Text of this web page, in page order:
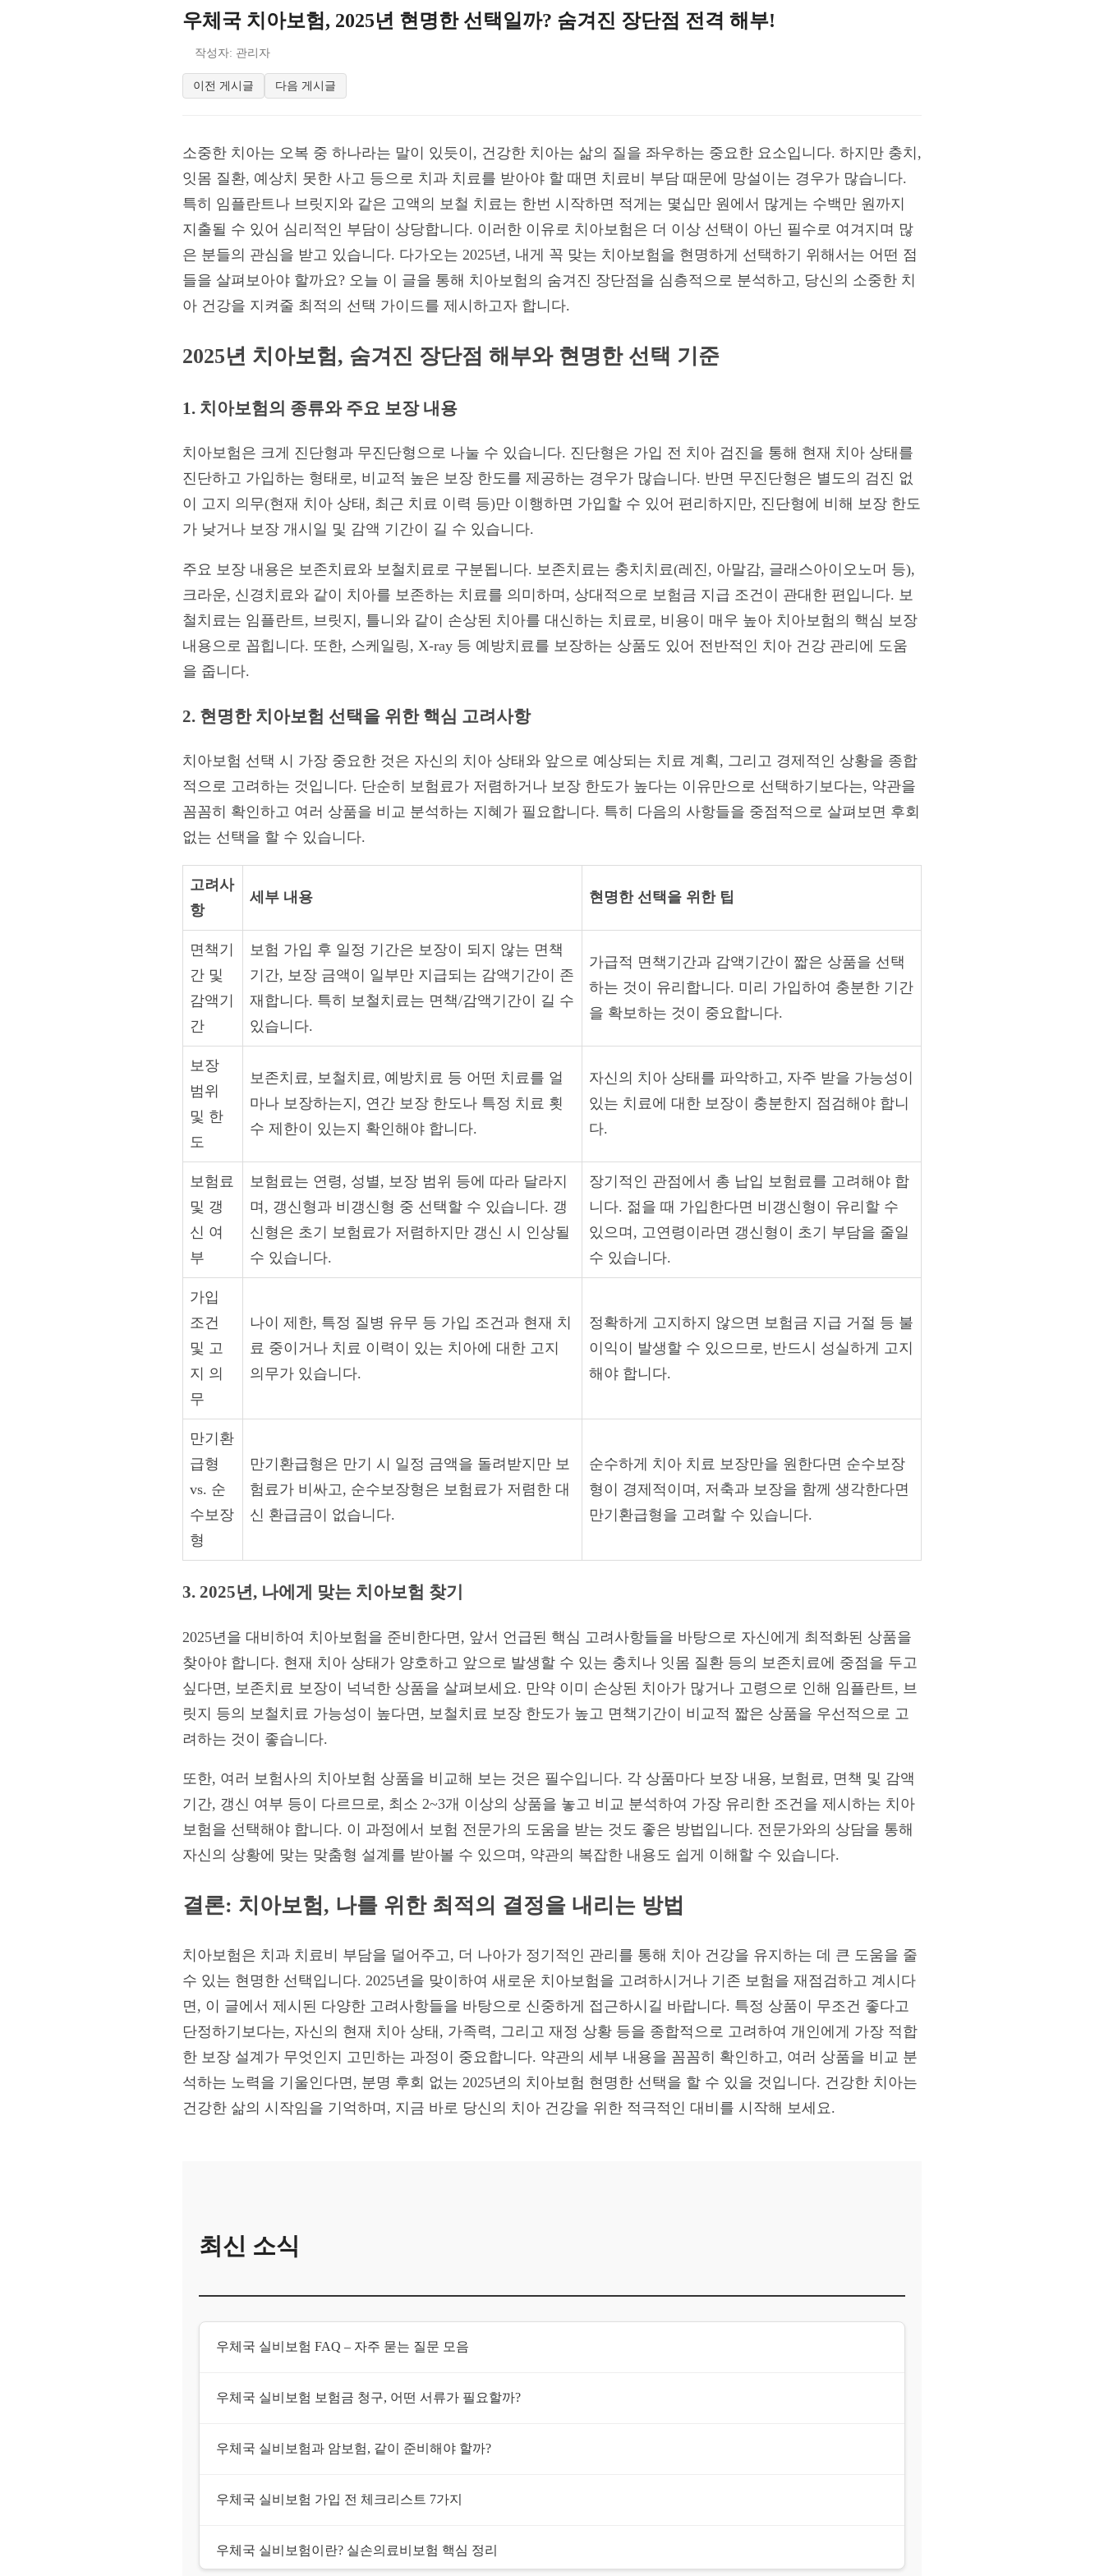
우체국 치아보험, 2025년 현명한 선택일까? 숨겨진 장단점 전격 해부!
작성자: 관리자
이전 게시글 다음 게시글
소중한 치아는 오복 중 하나라는 말이 있듯이, 건강한 치아는 삶의 질을 좌우하는 중요한 요소입니다. 하지만 충치,
잇몸 질환, 예상치 못한 사고 등으로 치과 치료를 받아야 할 때면 치료비 부담 때문에 망설이는 경우가 많습니다.
특히 임플란트나 브릿지와 같은 고액의 보철 치료는 한번 시작하면 적게는 몇십만 원에서 많게는 수백만 원까지
지출될 수 있어 심리적인 부담이 상당합니다. 이러한 이유로 치아보험은 더 이상 선택이 아닌 필수로 여겨지며 많
은 분들의 관심을 받고 있습니다. 다가오는 2025년, 내게 꼭 맞는 치아보험을 현명하게 선택하기 위해서는 어떤 점
들을 살펴보아야 할까요? 오늘 이 글을 통해 치아보험의 숨겨진 장단점을 심층적으로 분석하고, 당신의 소중한 치
아 건강을 지켜줄 최적의 선택 가이드를 제시하고자 합니다.
2025년 치아보험, 숨겨진 장단점 해부와 현명한 선택 기준
1. 치아보험의 종류와 주요 보장 내용
치아보험은 크게 진단형과 무진단형으로 나눌 수 있습니다. 진단형은 가입 전 치아 검진을 통해 현재 치아 상태를
진단하고 가입하는 형태로, 비교적 높은 보장 한도를 제공하는 경우가 많습니다. 반면 무진단형은 별도의 검진 없
이 고지 의무(현재 치아 상태, 최근 치료 이력 등)만 이행하면 가입할 수 있어 편리하지만, 진단형에 비해 보장 한도
가 낮거나 보장 개시일 및 감액 기간이 길 수 있습니다.
주요 보장 내용은 보존치료와 보철치료로 구분됩니다. 보존치료는 충치치료(레진, 아말감, 글래스아이오노머 등),
크라운, 신경치료와 같이 치아를 보존하는 치료를 의미하며, 상대적으로 보험금 지급 조건이 관대한 편입니다. 보
철치료는 임플란트, 브릿지, 틀니와 같이 손상된 치아를 대신하는 치료로, 비용이 매우 높아 치아보험의 핵심 보장
내용으로 꼽힙니다. 또한, 스케일링, X-ray 등 예방치료를 보장하는 상품도 있어 전반적인 치아 건강 관리에 도움
을 줍니다.
2. 현명한 치아보험 선택을 위한 핵심 고려사항
치아보험 선택 시 가장 중요한 것은 자신의 치아 상태와 앞으로 예상되는 치료 계획, 그리고 경제적인 상황을 종합
적으로 고려하는 것입니다. 단순히 보험료가 저렴하거나 보장 한도가 높다는 이유만으로 선택하기보다는, 약관을
꼼꼼히 확인하고 여러 상품을 비교 분석하는 지혜가 필요합니다. 특히 다음의 사항들을 중점적으로 살펴보면 후회
없는 선택을 할 수 있습니다.
고려사
항
세부 내용 현명한 선택을 위한 팁
면책기
간 및
감액기
간
보험 가입 후 일정 기간은 보장이 되지 않는 면책
기간, 보장 금액이 일부만 지급되는 감액기간이 존
재합니다. 특히 보철치료는 면책/감액기간이 길 수
있습니다.
가급적 면책기간과 감액기간이 짧은 상품을 선택
하는 것이 유리합니다. 미리 가입하여 충분한 기간
을 확보하는 것이 중요합니다.
보장
범위
및 한
도
보존치료, 보철치료, 예방치료 등 어떤 치료를 얼
마나 보장하는지, 연간 보장 한도나 특정 치료 횟
수 제한이 있는지 확인해야 합니다.
자신의 치아 상태를 파악하고, 자주 받을 가능성이
있는 치료에 대한 보장이 충분한지 점검해야 합니
다.
보험료
및 갱
신 여
부
보험료는 연령, 성별, 보장 범위 등에 따라 달라지
며, 갱신형과 비갱신형 중 선택할 수 있습니다. 갱
신형은 초기 보험료가 저렴하지만 갱신 시 인상될
수 있습니다.
장기적인 관점에서 총 납입 보험료를 고려해야 합
니다. 젊을 때 가입한다면 비갱신형이 유리할 수
있으며, 고연령이라면 갱신형이 초기 부담을 줄일
수 있습니다.
가입
조건
및 고
지 의
무
나이 제한, 특정 질병 유무 등 가입 조건과 현재 치
료 중이거나 치료 이력이 있는 치아에 대한 고지
의무가 있습니다.
정확하게 고지하지 않으면 보험금 지급 거절 등 불
이익이 발생할 수 있으므로, 반드시 성실하게 고지
해야 합니다.
만기환
급형
vs. 순
수보장
형
만기환급형은 만기 시 일정 금액을 돌려받지만 보
험료가 비싸고, 순수보장형은 보험료가 저렴한 대
신 환급금이 없습니다.
순수하게 치아 치료 보장만을 원한다면 순수보장
형이 경제적이며, 저축과 보장을 함께 생각한다면
만기환급형을 고려할 수 있습니다.
3. 2025년, 나에게 맞는 치아보험 찾기
2025년을 대비하여 치아보험을 준비한다면, 앞서 언급된 핵심 고려사항들을 바탕으로 자신에게 최적화된 상품을
찾아야 합니다. 현재 치아 상태가 양호하고 앞으로 발생할 수 있는 충치나 잇몸 질환 등의 보존치료에 중점을 두고
싶다면, 보존치료 보장이 넉넉한 상품을 살펴보세요. 만약 이미 손상된 치아가 많거나 고령으로 인해 임플란트, 브
릿지 등의 보철치료 가능성이 높다면, 보철치료 보장 한도가 높고 면책기간이 비교적 짧은 상품을 우선적으로 고
려하는 것이 좋습니다.
또한, 여러 보험사의 치아보험 상품을 비교해 보는 것은 필수입니다. 각 상품마다 보장 내용, 보험료, 면책 및 감액
기간, 갱신 여부 등이 다르므로, 최소 2~3개 이상의 상품을 놓고 비교 분석하여 가장 유리한 조건을 제시하는 치아
보험을 선택해야 합니다. 이 과정에서 보험 전문가의 도움을 받는 것도 좋은 방법입니다. 전문가와의 상담을 통해
자신의 상황에 맞는 맞춤형 설계를 받아볼 수 있으며, 약관의 복잡한 내용도 쉽게 이해할 수 있습니다.
결론: 치아보험, 나를 위한 최적의 결정을 내리는 방법
치아보험은 치과 치료비 부담을 덜어주고, 더 나아가 정기적인 관리를 통해 치아 건강을 유지하는 데 큰 도움을 줄
수 있는 현명한 선택입니다. 2025년을 맞이하여 새로운 치아보험을 고려하시거나 기존 보험을 재점검하고 계시다
면, 이 글에서 제시된 다양한 고려사항들을 바탕으로 신중하게 접근하시길 바랍니다. 특정 상품이 무조건 좋다고
단정하기보다는, 자신의 현재 치아 상태, 가족력, 그리고 재정 상황 등을 종합적으로 고려하여 개인에게 가장 적합
한 보장 설계가 무엇인지 고민하는 과정이 중요합니다. 약관의 세부 내용을 꼼꼼히 확인하고, 여러 상품을 비교 분
석하는 노력을 기울인다면, 분명 후회 없는 2025년의 치아보험 현명한 선택을 할 수 있을 것입니다. 건강한 치아는
건강한 삶의 시작임을 기억하며, 지금 바로 당신의 치아 건강을 위한 적극적인 대비를 시작해 보세요.
최신 소식
우체국 실비보험 FAQ – 자주 묻는 질문 모음
우체국 실비보험 보험금 청구, 어떤 서류가 필요할까?
우체국 실비보험과 암보험, 같이 준비해야 할까?
우체국 실비보험 가입 전 체크리스트 7가지
우체국 실비보험이란? 실손의료비보험 핵심 정리